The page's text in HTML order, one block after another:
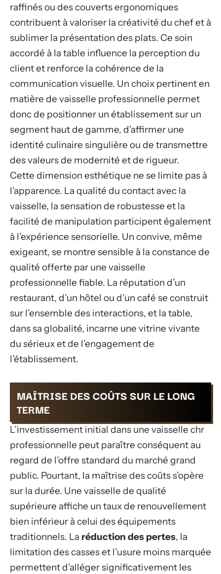
raffinés ou des couverts ergonomiques
contribuent à valoriser la créativité du chef et à
sublimer la présentation des plats. Ce soin
accordé à la table influence la perception du
client et renforce la cohérence de la
communication visuelle. Un choix pertinent en
matière de vaisselle professionnelle permet
donc de positionner un établissement sur un
segment haut de gamme, d’affirmer une
identité culinaire singulière ou de transmettre
des valeurs de modernité et de rigueur.
Cette dimension esthétique ne se limite pas à
l’apparence. La qualité du contact avec la
vaisselle, la sensation de robustesse et la
facilité de manipulation participent également
à l’expérience sensorielle. Un convive, même
exigeant, se montre sensible à la constance de
qualité offerte par une vaisselle
professionnelle fiable. La réputation d’un
restaurant, d’un hôtel ou d’un café se construit
sur l’ensemble des interactions, et la table,
dans sa globalité, incarne une vitrine vivante
du sérieux et de l’engagement de
l’établissement.
MAÎTRISE DES COÛTS SUR LE LONG
TERME
L’investissement initial dans une vaisselle chr
professionnelle peut paraître conséquent au
regard de l’offre standard du marché grand
public. Pourtant, la maîtrise des coûts s’opère
sur la durée. Une vaisselle de qualité
supérieure affiche un taux de renouvellement
bien inférieur à celui des équipements
traditionnels. La réduction des pertes, la
limitation des casses et l’usure moins marquée
permettent d’alléger significativement les